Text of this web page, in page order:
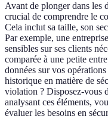
Avant de plonger dans les
crucial de comprendre le
Cela inclut sa taille, son
Par exemple, une
sensibles sur ses clients
comparée à une petite
données sur vos
historique en matière de
violation ? Disposez-vous
analysant ces éléments,
évaluer les besoins en